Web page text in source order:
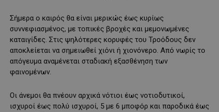
Σήμερα ο καιρός θα είναι μερικώς έως κυρίως
συννεφιασμένος, με τοπικές βροχές και μεμονωμένες
καταιγίδες. Στις ψηλότερες κορυφές του Τροόδους δεν
αποκλείεται να σημειωθεί χιόνι ή χιονόνερο. Από νωρίς το
απόγευμα αναμένεται σταδιακή εξασθένηση των
φαινομένων.
Οι άνεμοι θα πνέουν αρχικά νότιοι έως νοτιοδυτικοί,
ισχυροί έως πολύ ισχυροί, 5 με 6 μποφόρ και παροδικά έως